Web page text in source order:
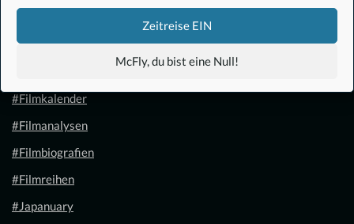
Zeitreise EIN
McFly, du bist eine Null!
#Anime
#Filmkalender
#Filmanalysen
#Filmbiografien
#Filmreihen
#Japanuary